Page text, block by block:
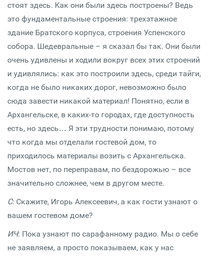
стоят здесь. Как они были здесь построены? Ведь
это фундаментальные строения: трехэтажное
здание Братского корпуса, строения Успенского
собора. Шедевральные – я сказал бы так. Они были
очень удивлены и ходили вокруг всех этих строений
и удивлялись: как это построили здесь, среди тайги,
когда не было никаких дорог, невозможно было
сюда завести никакой материал! Понятно, если в
Архангельске, в каких-то городах, где доступность
есть, но здесь… Я эти трудности понимаю, потому
что когда мы отделали гостевой дом, то
приходилось материалы возить с Архангельска.
Мостов нет, по переправам, по бездорожью – все
значительно сложнее, чем в другом месте.
С: Скажите, Игорь Алексеевич, а как гости узнают о
вашем гостевом доме?
ИЧ: Пока узнают по сарафанному радио. Мы о себе
не заявляем, а просто показываем, как у нас